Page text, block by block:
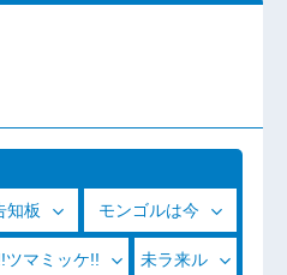
知板 モンゴルは今
ツマミッケ!! 未ラ来ル